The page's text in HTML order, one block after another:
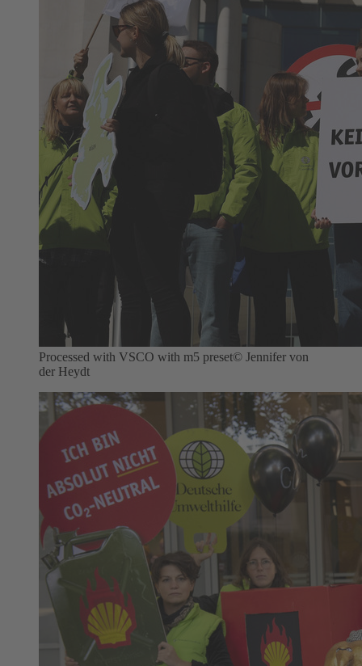
Processed with VSCO with m5 preset© Jennifer von
der Heydt